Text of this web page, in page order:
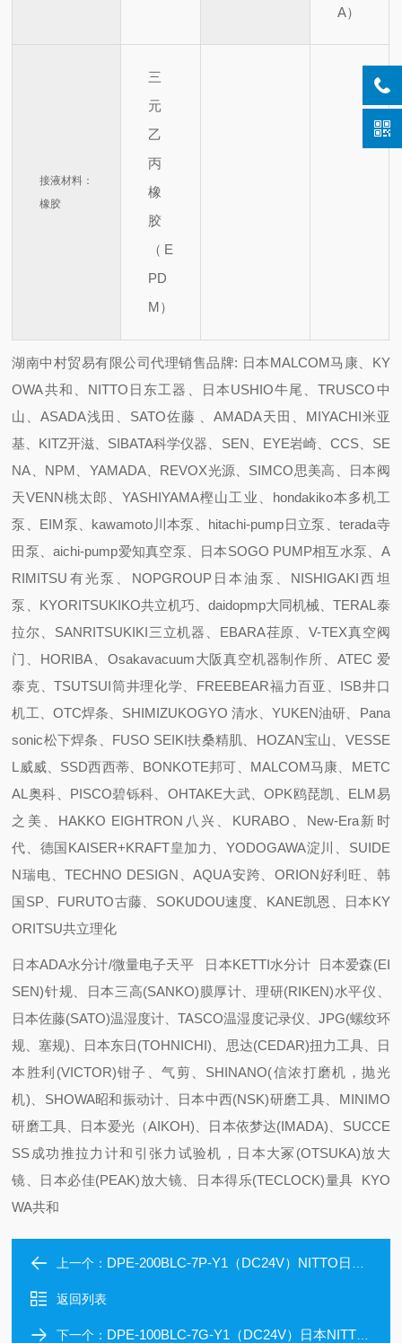
A）
接液材料：
橡胶
三
元
乙
丙
橡
胶
（E
PD
M）
湖南中村贸易有限公司代理销售品牌: 日本MALCOM马康、KY
OWA共和、NITTO日东工器、日本USHIO牛尾、TRUSCO中
山、ASADA浅田、SATO佐藤 、AMADA天田、MIYACHI米亚
基、KITZ开滋、SIBATA科学仪器、SEN、EYE岩崎、CCS、SE
NA、NPM、YAMADA、REVOX光源、SIMCO思美高、日本阀
天VENN桃太郎、YASHIYAMA樫山工业、hondakiko本多机工
泵、EIM泵、kawamoto川本泵、hitachi-pump日立泵、terada寺
田泵、aichi-pump爱知真空泵、日本SOGO PUMP相互水泵、A
RIMITSU有光泵、NOPGROUP日本油泵、NISHIGAKI西坦
泵、KYORITSUKIKO共立机巧、daidopmp大同机械、TERAL泰
拉尔、SANRITSUKIKI三立机器、EBARA荏原、V-TEX真空阀
门、HORIBA、Osakavacuum大阪真空机器制作所、ATEC 爱
泰克、TSUTSUI筒井理化学、FREEBEAR福力百亚、ISB井口
机工、OTC焊条、SHIMIZUKOGYO 清水、YUKEN油研、Pana
sonic松下焊条、FUSO SEIKI扶桑精肌、HOZAN宝山、VESSE
L威威、SSD西西蒂、BONKOTE邦可、MALCOM马康、METC
AL奥科、PISCO碧铄科、OHTAKE大武、OPK鸥琵凯、ELM易
之美、HAKKO EIGHTRON八兴、KURABO、New-Era新时
代、德国KAISER+KRAFT皇加力、YODOGAWA淀川、SUIDE
N瑞电、TECHNO DESIGN、AQUA安跨、ORION好利旺、韩
国SP、FURUTO古藤、SOKUDOU速度、KANE凯恩、日本KY
ORITSU共立理化
日本ADA水分计/微量电子天平 日本KETTI水分计 日本爱森(EI
SEN)针规、日本三高(SANKO)膜厚计、理研(RIKEN)水平仪、
日本佐藤(SATO)温湿度计、TASCO温湿度记录仪、JPG(螺纹环
规、塞规)、日本东日(TOHNICHI)、思达(CEDAR)扭力工具、日
本胜利(VICTOR)钳子、气剪、SHINANO(信浓打磨机，抛光
机)、SHOWA昭和振动计、日本中西(NSK)研磨工具、MINIMO
研磨工具、日本爱光（AIKOH)、日本依梦达(IMADA)、SUCCE
SS成功推拉力计和引张力试验机，日本大冢(OTSUKA)放大
镜、日本必佳(PEAK)放大镜、日本得乐(TECLOCK)量具 KYO
WA共和
上一个： DPE-200BLC-7P-Y1（DC24V）NITTO日东实验室微量输送小型液体隔膜泵
返回列表
下一个： DPE-100BLC-7G-Y1（DC24V）日本NITTO日东工器低振动直流液体隔膜泵